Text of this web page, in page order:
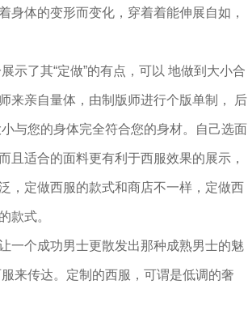
体的变形而变化，穿着着能伸展自如，
示了其“定做”的有点，可以 地做到大小合
来亲自量体，由制版师进行个版单制， 后
与您的身体完全符合您的身材。自己选面
适合的面料更有利于西服效果的展示，
，定做西服的款式和商店不一样，定做西
款式。
一个成功男士更散发出那种成熟男士的魅
来传达。定制的西服，可谓是低调的奢